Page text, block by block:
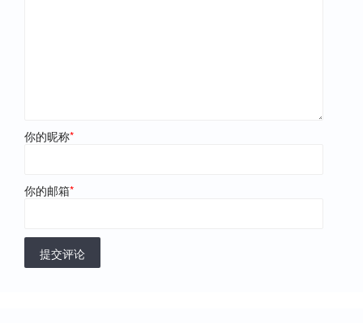
你的昵称*
你的邮箱*
提交评论